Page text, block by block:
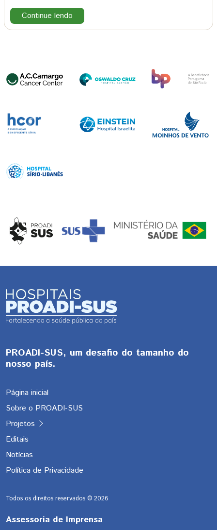
Continue lendo
PROADI-SUS, um desafio do tamanho do
nosso país.
Página inicial
Sobre o PROADI-SUS
Projetos
Editais
Notícias
Política de Privacidade
Todos os direitos reservados © 2026
Assessoria de Imprensa